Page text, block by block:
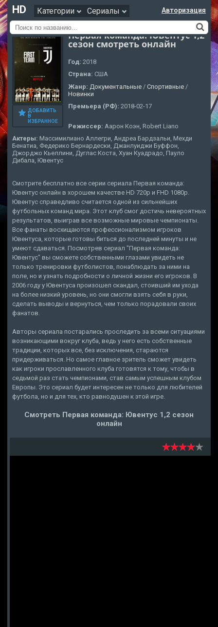
HD Категории Сериалы Авторизация
ДОБАВИТЬ
В
ИЗБРАННОЕ
Первая команда: Ювентус 1,2
сезон смотреть онлайн
Год: 2018
Страна: США
Жанр: Документальные / Cпортивные /
Новинки
Премьера (РФ): 2018-02-17
Режиссер: Аарон Коэн, Robert Liano
Актеры: Массимилиано Аллегри, Андреа Бардзальи, Мехди
Бенатиа, Федерико Бернардески, Джанлуиджи Буффон,
Джорджо Кьеллини, Дуглас Коста, Хуан Куадрадо, Пауло
Дибала, Ювентус
Смотрите бесплатно все серии сериала Первая команда:
Ювентус онлайн в хорошем качестве HD 720p и FHD 1080p.
Ювентус справедливо считается одной из сильнейших
футбольных команд мира. Этот клуб смог достичь невероятных
результатов, выиграв все возможные мировые чемпионаты.
Все фанаты восхищаются профессионализмом игроков
Ювентуса, которые готовы биться до последней минуты и не
умеют сдаваться. Посмотрев сериал "Первая команда:
Ювентус" вы сможете собственными глазами увидеть не
только тренировки футболистов, понаблюдать за ними на
поле, но и узнать подробности о личной жизни его игроков. В
2006 году у Ювентуса произошел скандал, стоивший им ухода
на более низкий уровень, но они смогли взять себя в руки,
сделать выводы и вернуться, чем только порадовали своих
фанатов.
Авторы сериала постарались проследить за всеми ситуациями
возникающими вокруг клуба, ведь у него есть собственные
традиции, которых все, без исключения, стараются
придерживаться. Но самое главное зритель сможет увидеть
как игроки прославленного клуба готовятся к тому, чтобы в
седьмой раз стать чемпионами, став самым успешным клубом
Европы. Это сериал будет интересен не только для любителей
футбола, но и для тех, кто равнодушен к этой игре.
Смотреть Первая команда: Ювентус 1,2 сезон
онлайн